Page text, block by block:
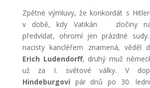
Zpětné výmluvy, že konkordát s
v době, kdy Vatikán zločiny
předvídat, ohromí jen prázdné
nacisty kancléřem znamená, věděl
Erich Ludendorff, druhý muž
už za I. světové války. V
Hindeburgovi pár dnů po 30.